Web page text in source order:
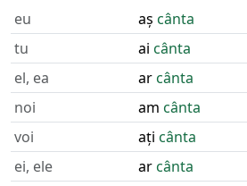
eu aș cânta
tu
ai cânta
el, ea
arcânta
noi
am cânta
voi
ați cânta
ei, ele
arcânta